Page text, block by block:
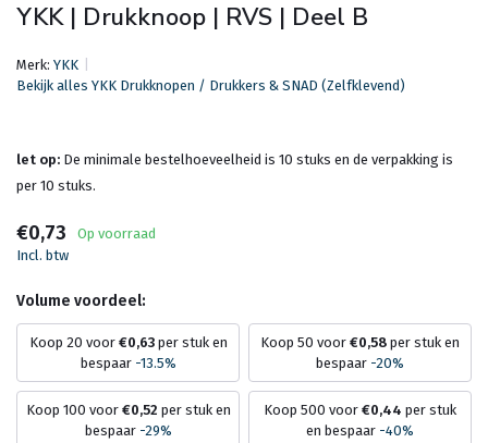
YKK | Drukknoop | RVS | Deel B
Merk: YKK
Bekijk alles YKK Drukknopen / Drukkers & SNAD (Zelfklevend)
let op: De minimale bestelhoeveelheid is 10 stuks en de verpakking is
per 10 stuks.
€0,73
Op voorraad
Incl. btw
Volume voordeel:
Koop 20 voor €0,63per stuk en
bespaar -13.5%
Koop 50 voor €0,58 per stuk en
bespaar -20%
Koop 100 voor €0,52 per stuk en
bespaar -29%
Koop 500 voor €0,44 per stuk
en bespaar -40%